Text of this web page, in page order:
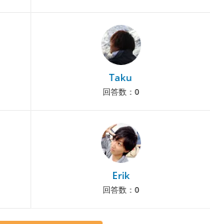
Taku
回答数： 0
Erik
回答数： 0